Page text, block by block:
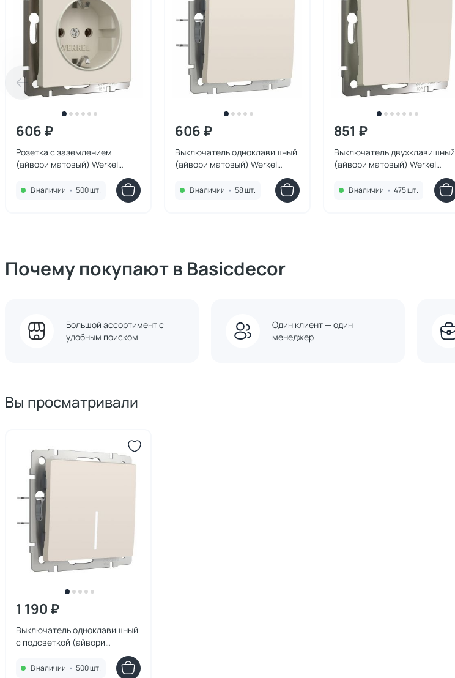
606 ₽
Розетка с заземлением
(айвори матовый) Werkel
В наличии • 500 шт.
606 ₽
Выключатель одноклавишный
(айвори матовый) Werkel
В наличии • 58 шт.
851 ₽
Выключатель двухклавишный
(айвори матовый) Werkel
В наличии • 475 шт.
Почему покупают в Basicdecor
Большой ассортимент с
удобным поиском
Один клиент — один
менеджер
Вы просматривали
1 190 ₽
Выключатель одноклавишный
с подсветкой (айвори
В наличии • 500 шт.